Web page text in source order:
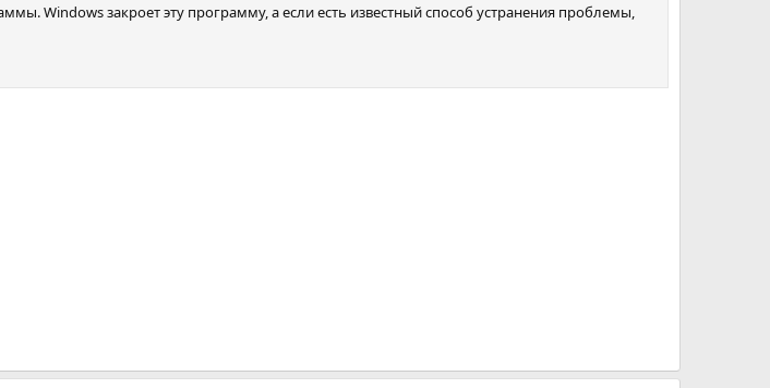
Windows закроет эту программу, а если есть известный способ устранения проблемы,